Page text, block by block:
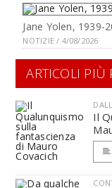
Jane Yolen, 1939-
NOTIZIE / 4/08/2026
ARTICOLI PIÙ
Il